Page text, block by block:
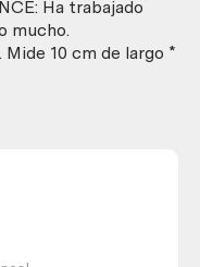
Ha trabajado
mucho.
10 cm de largo *